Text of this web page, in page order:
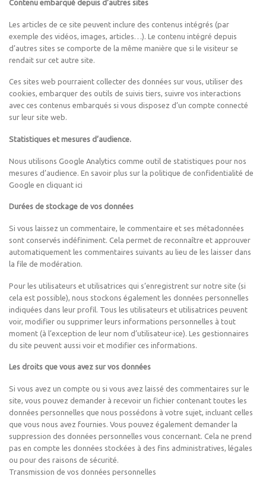
Contenu embarqué depuis d’autres sites
Les articles de ce site peuvent inclure des contenus intégrés (par
exemple des vidéos, images, articles…). Le contenu intégré depuis
d’autres sites se comporte de la même manière que si le visiteur se
rendait sur cet autre site.
Ces sites web pourraient collecter des données sur vous, utiliser des
cookies, embarquer des outils de suivis tiers, suivre vos interactions
avec ces contenus embarqués si vous disposez d’un compte connecté
sur leur site web.
Statistiques et mesures d’audience.
Nous utilisons Google Analytics comme outil de statistiques pour nos
mesures d’audience. En savoir plus sur la politique de confidentialité de
Google en cliquant ici
Durées de stockage de vos données
Si vous laissez un commentaire, le commentaire et ses métadonnées
sont conservés indéfiniment. Cela permet de reconnaître et approuver
automatiquement les commentaires suivants au lieu de les laisser dans
la file de modération.
Pour les utilisateurs et utilisatrices qui s’enregistrent sur notre site (si
cela est possible), nous stockons également les données personnelles
indiquées dans leur profil. Tous les utilisateurs et utilisatrices peuvent
voir, modifier ou supprimer leurs informations personnelles à tout
moment (à l’exception de leur nom d’utilisateur·ice). Les gestionnaires
du site peuvent aussi voir et modifier ces informations.
Les droits que vous avez sur vos données
Si vous avez un compte ou si vous avez laissé des commentaires sur le
site, vous pouvez demander à recevoir un fichier contenant toutes les
données personnelles que nous possédons à votre sujet, incluant celles
que vous nous avez fournies. Vous pouvez également demander la
suppression des données personnelles vous concernant. Cela ne prend
pas en compte les données stockées à des fins administratives, légales
ou pour des raisons de sécurité.
Transmission de vos données personnelles